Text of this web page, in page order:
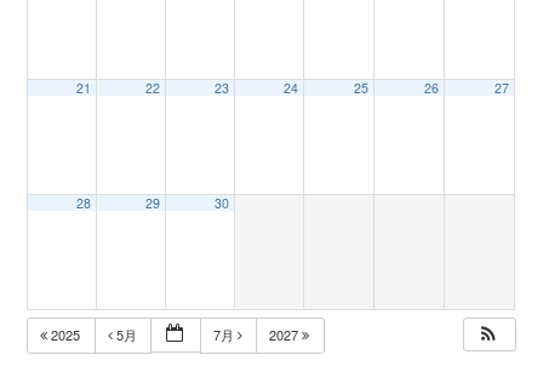
21 22 23 24 25 26 27
28 29 30
2025 5月 7月 2027